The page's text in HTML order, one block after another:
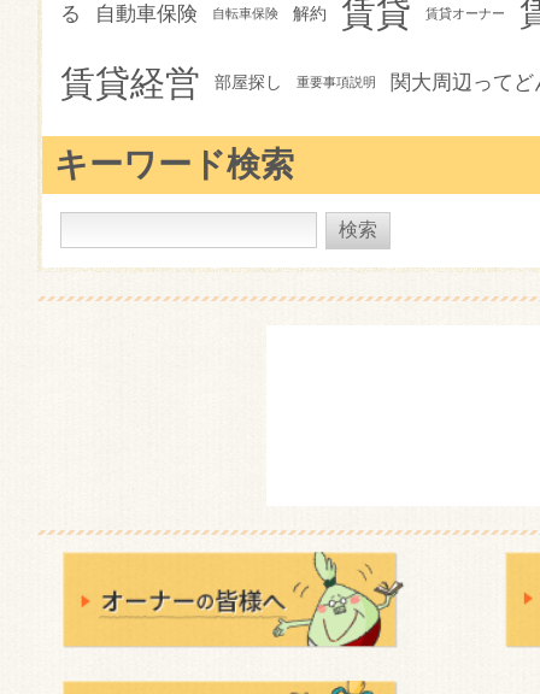
る 自動車保険 自転車保険 解約 賃貸 賃貸オーナー
賃貸経営 部屋探し 重要事項説明 関大周辺って
キーワード検索